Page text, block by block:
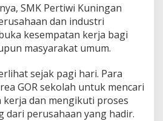
SMK Pertiwi Kuningan
dan industri
kesempatan kerja bagi
masyarakat umum.
sejak pagi hari. Para
GOR sekolah untuk mencari
dan mengikuti proses
dari perusahaan yang hadir.